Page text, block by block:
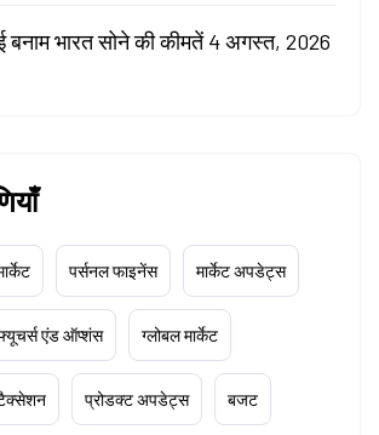
बनाम भारत सोने की कीमतें 4 अगस्त, 2026
पर्सनल फाइनेंस मार्केट अपडेट्स
एंड ऑप्शंस ग्लोबल मार्केट
प्रोडक्ट अपडेट्स बजट